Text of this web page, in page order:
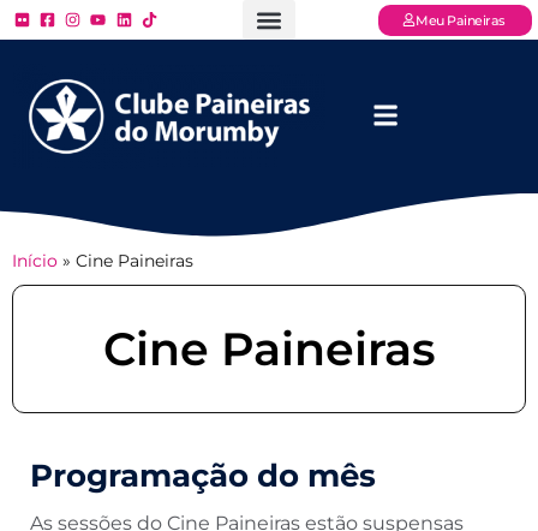
Meu Paineiras
Início » Cine Paineiras
Cine Paineiras
Programação do mês
As sessões do Cine Paineiras estão suspensas